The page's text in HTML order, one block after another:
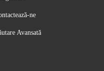
ne
Avansată